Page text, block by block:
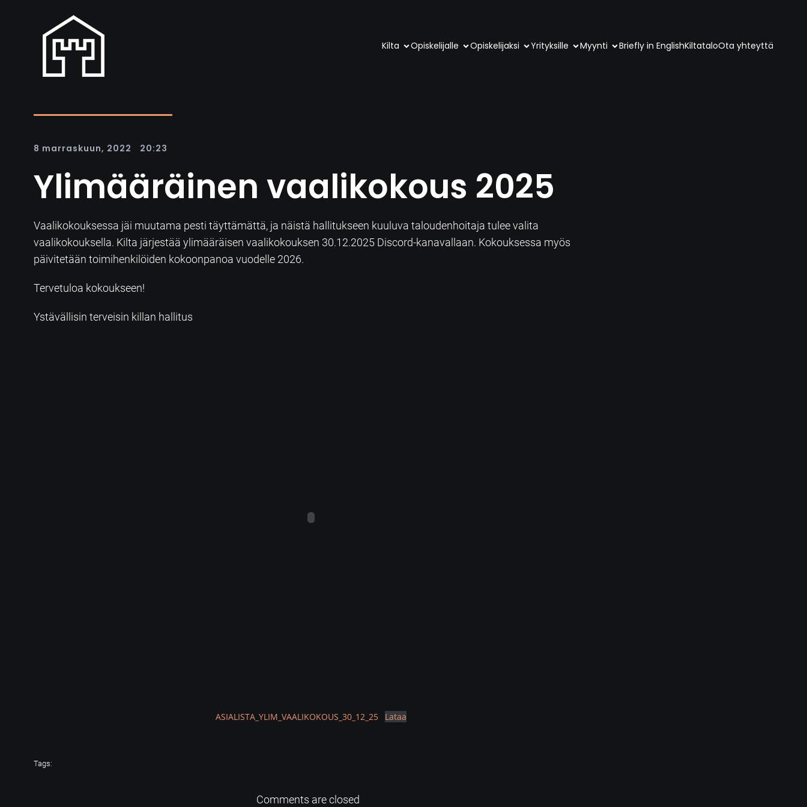
Kilta Opiskelijalle Opiskelijaksi Yrityksille Myynti Briefly in EnglishKiltataloOta yhteyttä
8 marraskuun, 2022 20:23
Ylimääräinen vaalikokous 2025
Vaalikokouksessa jäi muutama pesti täyttämättä, ja näistä hallitukseen kuuluva taloudenhoitaja tulee valita
vaalikokouksella. Kilta järjestää ylimääräisen vaalikokouksen 30.12.2025 Discord-kanavallaan. Kokouksessa myös
päivitetään toimihenkilöiden kokoonpanoa vuodelle 2026.
Tervetuloa kokoukseen!
Ystävällisin terveisin killan hallitus
ASIALISTA_YLIM_VAALIKOKOUS_30_12_25 Lataa
Tags:
Comments are closed